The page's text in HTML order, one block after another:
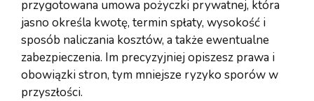
przygotowana umowa pożyczki prywatnej, która
jasno określa kwotę, termin spłaty, wysokość i
sposób naliczania kosztów, a także ewentualne
zabezpieczenia. Im precyzyjniej opiszesz prawa i
obowiązki stron, tym mniejsze ryzyko sporów w
przyszłości.